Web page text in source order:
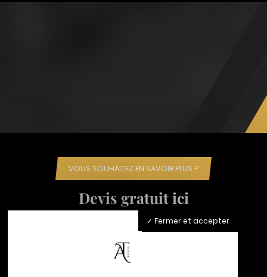
VOUS SOUHAITEZ EN SAVOIR PLUS ?
Devis gratuit ici
Fermer et accepter